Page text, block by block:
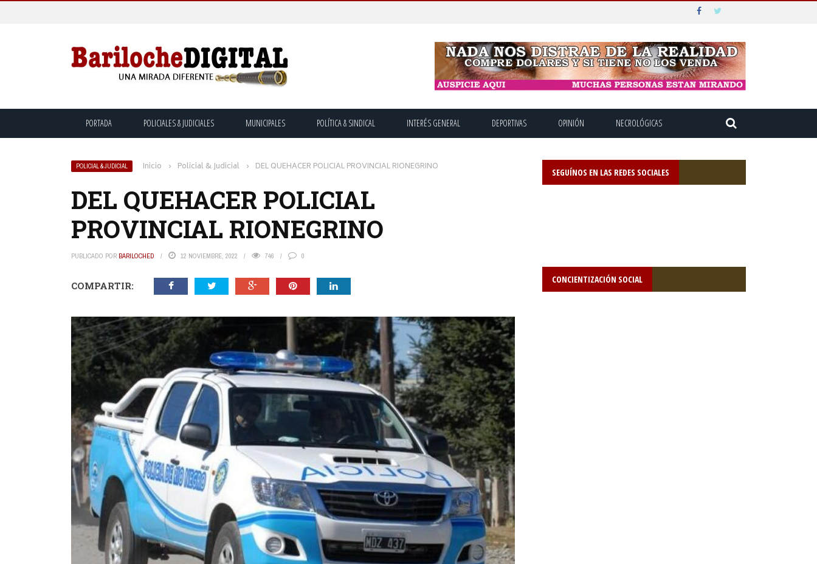
PORTADA POLICIALES & JUDICIALES MUNICIPALES POLÍTICA & SINDICAL INTERÉS GENERAL DEPORTIVAS OPINIÓN NECROLÓGICAS
POLICIAL & JUDICIAL Inicio › Policial & Judicial › DEL QUEHACER POLICIAL PROVINCIAL RIONEGRINO
DEL QUEHACER POLICIAL
PROVINCIAL RIONEGRINO
PUBLICADO POR BARILOCHED 12 NOVIEMBRE, 2022 746 0
COMPARTIR:
SEGUÍNOS EN LAS REDES SOCIALES
CONCIENTIZACIÓN SOCIAL